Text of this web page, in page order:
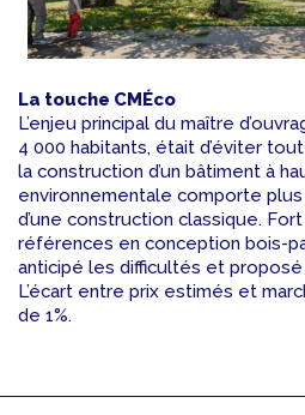
La touche CMÉco
L’enjeu principal du maître
4 000 habitants, était d’éviter
la construction d’un bâtiment à
environnementale comporte plus
d’une construction classique.
références en conception bois-
anticipé les difficultés et
L’écart entre prix estimés et
de 1%.